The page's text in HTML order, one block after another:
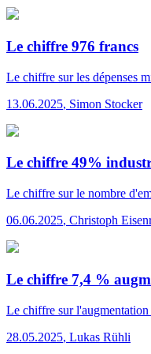
Le chiffre 976 francs
Le chiffre sur les dépenses
13.06.2025, Simon Stocker
Le chiffre 49%
Le chiffre sur le nombre
06.06.2025, Christoph
Le chiffre 7,4 %
Le chiffre sur
28.05.2025, Lukas Rühli